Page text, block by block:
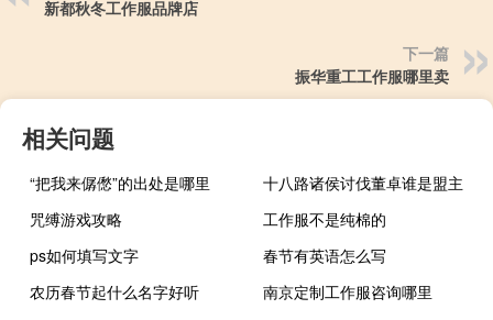
新都秋冬工作服品牌店
下一篇
振华重工工作服哪里卖
相关问题
“把我来僝僽”的出处是哪里
十八路诸侯讨伐董卓谁是盟主
咒缚游戏攻略
工作服不是纯棉的
ps如何填写文字
春节有英语怎么写
农历春节起什么名字好听
南京定制工作服咨询哪里